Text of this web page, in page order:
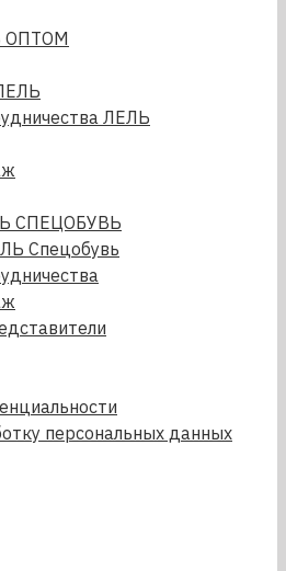
ОПТОМ
ЛЕЛЬ
СПЕЦОБУВЬ
Спецобувь
персональных данных